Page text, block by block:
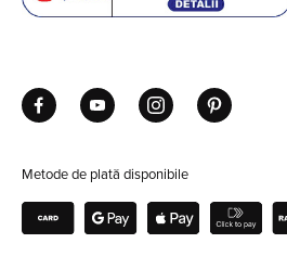
Metode de plată disponibile